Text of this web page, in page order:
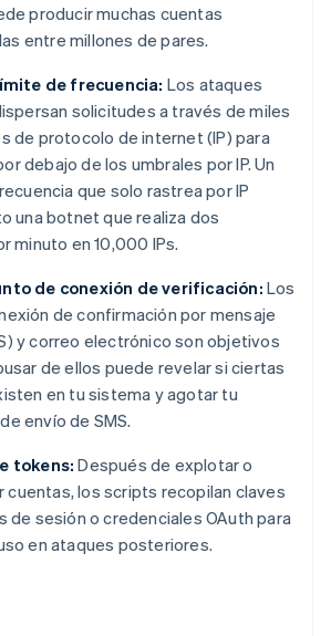
producir muchas cuentas
entre millones de pares.
de frecuencia: Los ataques
solicitudes a través de miles
de protocolo de internet (IP) para
debajo de los umbrales por IP. Un
que solo rastrea por IP
una botnet que realiza dos
minuto en 10,000 IPs.
de conexión de verificación: Los
de confirmación por mensaje
y correo electrónico son objetivos
de ellos puede revelar si ciertas
en tu sistema y agotar tu
envío de SMS.
tokens: Después de explotar o
los scripts recopilan claves
de sesión o credenciales OAuth para
en ataques posteriores.